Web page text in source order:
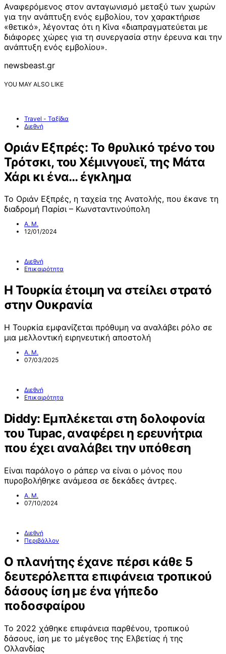
Αναφερόμενος στον ανταγωνισμό μεταξύ των χωρών
για την ανάπτυξη ενός εμβολίου, τον χαρακτήρισε
«θετικό», λέγοντας ότι η Κίνα «διαπραγματεύεται με
διάφορες χώρες για τη συνεργασία στην έρευνα και την
ανάπτυξη ενός εμβολίου».
newsbeast.gr
YOU MAY ALSO LIKE
Travel - Ταξίδια
Διεθνή
Οριάν Εξπρές: Το θρυλικό τρένο του
Τρότσκι, του Χέμινγουεϊ, της Μάτα
Χάρι κι ένα… έγκλημα
Το Οριάν Εξπρές, η ταχεία της Ανατολής, που έκανε τη
διαδρομή Παρίσι – Κωνσταντινούπολη
Α. Μ.
12/01/2024
Διεθνή
Επικαιρότητα
Η Τουρκία έτοιμη να στείλει στρατό
στην Ουκρανία
Η Τουρκία εμφανίζεται πρόθυμη να αναλάβει ρόλο σε
μια μελλοντική ειρηνευτική αποστολή
Α. Μ.
07/03/2025
Διεθνή
Επικαιρότητα
Diddy: Εμπλέκεται στη δολοφονία
του Tupac, αναφέρει η ερευνήτρια
που έχει αναλάβει την υπόθεση
Είναι παράλογο ο ράπερ να είναι ο μόνος που
πυροβολήθηκε ανάμεσα σε δεκάδες άντρες.
Α. Μ.
07/10/2024
Διεθνή
Περιβάλλον
Ο πλανήτης έχανε πέρσι κάθε 5
δευτερόλεπτα επιφάνεια τροπικού
δάσους ίση με ένα γήπεδο
ποδοσφαίρου
Το 2022 χάθηκε επιφάνεια παρθένου, τροπικού
δάσους, ίση με το μέγεθος της Ελβετίας ή της
Ολλανδίας